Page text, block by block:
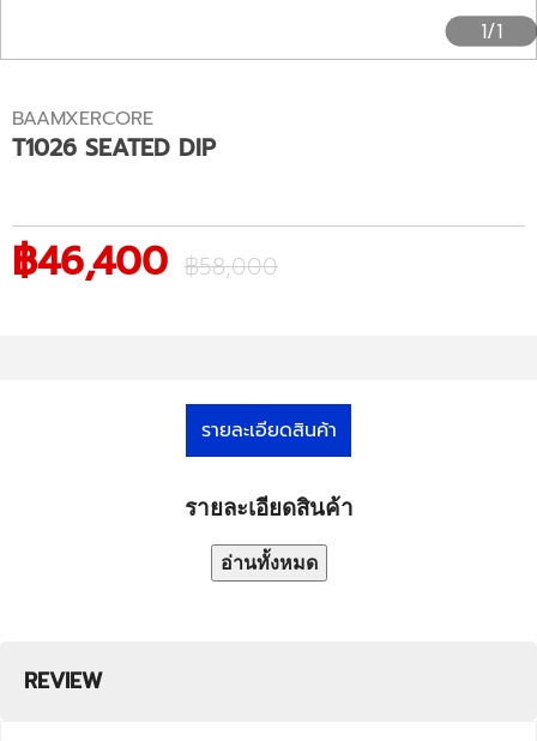
1/1
BAAMXERCORE
T1026 SEATED DIP
฿46,400 ฿58,000
รายละเอียดสินค้า
รายละเอียดสินค้า
อ่านทั้งหมด
REVIEW